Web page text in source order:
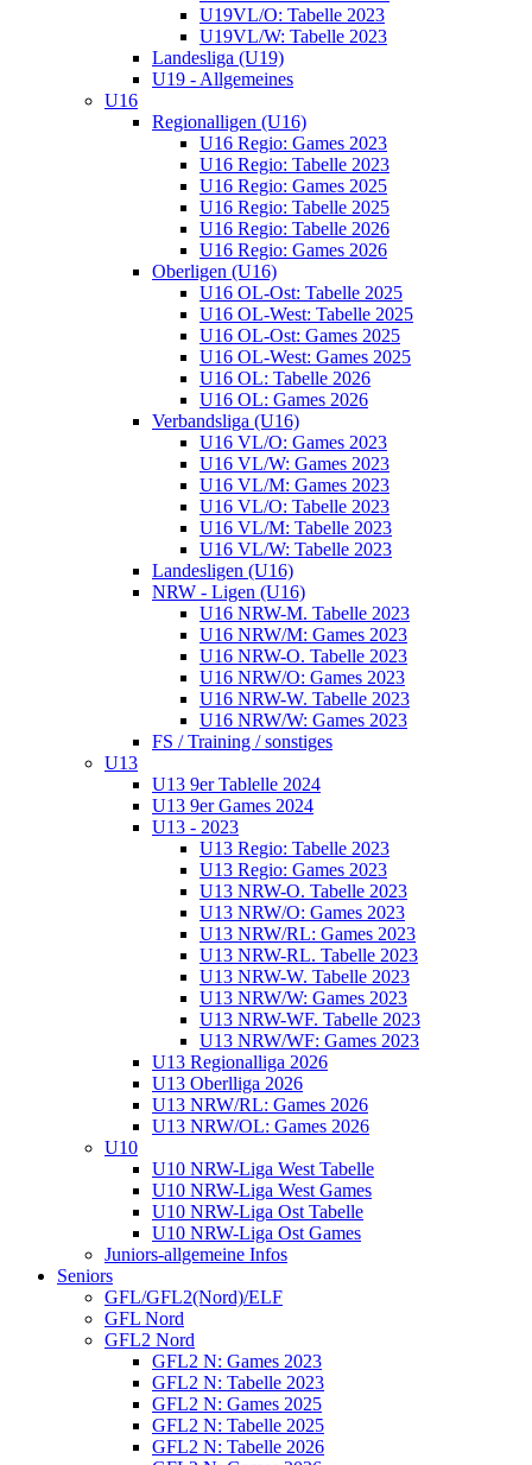
U19VL/O: Tabelle 2023
U19VL/W: Tabelle 2023
Landesliga (U19)
U19 - Allgemeines
U16
Regionalligen (U16)
U16 Regio: Games 2023
U16 Regio: Tabelle 2023
U16 Regio: Games 2025
U16 Regio: Tabelle 2025
U16 Regio: Tabelle 2026
U16 Regio: Games 2026
Oberligen (U16)
U16 OL-Ost: Tabelle 2025
U16 OL-West: Tabelle 2025
U16 OL-Ost: Games 2025
U16 OL-West: Games 2025
U16 OL: Tabelle 2026
U16 OL: Games 2026
Verbandsliga (U16)
U16 VL/O: Games 2023
U16 VL/W: Games 2023
U16 VL/M: Games 2023
U16 VL/O: Tabelle 2023
U16 VL/M: Tabelle 2023
U16 VL/W: Tabelle 2023
Landesligen (U16)
NRW - Ligen (U16)
U16 NRW-M. Tabelle 2023
U16 NRW/M: Games 2023
U16 NRW-O. Tabelle 2023
U16 NRW/O: Games 2023
U16 NRW-W. Tabelle 2023
U16 NRW/W: Games 2023
FS / Training / sonstiges
U13
U13 9er Tablelle 2024
U13 9er Games 2024
U13 - 2023
U13 Regio: Tabelle 2023
U13 Regio: Games 2023
U13 NRW-O. Tabelle 2023
U13 NRW/O: Games 2023
U13 NRW/RL: Games 2023
U13 NRW-RL. Tabelle 2023
U13 NRW-W. Tabelle 2023
U13 NRW/W: Games 2023
U13 NRW-WF. Tabelle 2023
U13 NRW/WF: Games 2023
U13 Regionalliga 2026
U13 Oberlliga 2026
U13 NRW/RL: Games 2026
U13 NRW/OL: Games 2026
U10
U10 NRW-Liga West Tabelle
U10 NRW-Liga West Games
U10 NRW-Liga Ost Tabelle
U10 NRW-Liga Ost Games
Juniors-allgemeine Infos
Seniors
GFL/GFL2(Nord)/ELF
GFL Nord
GFL2 Nord
GFL2 N: Games 2023
GFL2 N: Tabelle 2023
GFL2 N: Games 2025
GFL2 N: Tabelle 2025
GFL2 N: Tabelle 2026